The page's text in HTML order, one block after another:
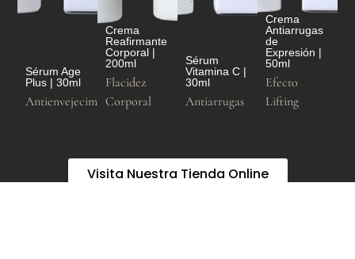
Sérum Age
Plus | 30ml
Antienvejecimiento
Crema
Reafirmante
Corporal |
200ml
Flacidez
Corporal
Sérum
Vitamina C |
30ml
Antiarrugas
Crema
Antiarrugas
de
Expresión |
50ml
Efecto
Lifting
Visita Nuestra Tienda Online